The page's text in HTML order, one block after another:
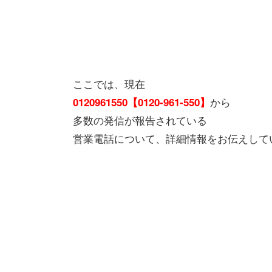
ここでは、現在
0120961550【0120-961-550】 から
多数の発信が報告されている
営業電話について、詳細情報をお伝えし